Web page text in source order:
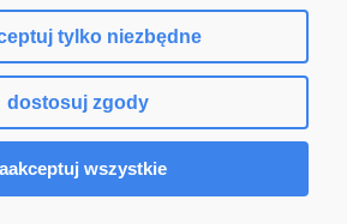
internetowy Shoper.pl
tylko niezbędne
dostosuj zgody
wszystkie